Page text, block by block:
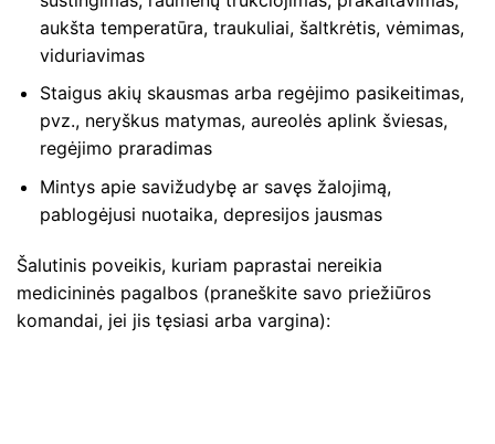
aukšta temperatūra, traukuliai, šaltkrėtis, vėmimas,
viduriavimas
Staigus akių skausmas arba regėjimo pasikeitimas,
pvz., neryškus matymas, aureolės aplink šviesas,
regėjimo praradimas
Mintys apie savižudybę ar savęs žalojimą,
pablogėjusi nuotaika, depresijos jausmas
Šalutinis poveikis, kuriam paprastai nereikia
medicininės pagalbos (praneškite savo priežiūros
komandai, jei jis tęsiasi arba vargina):